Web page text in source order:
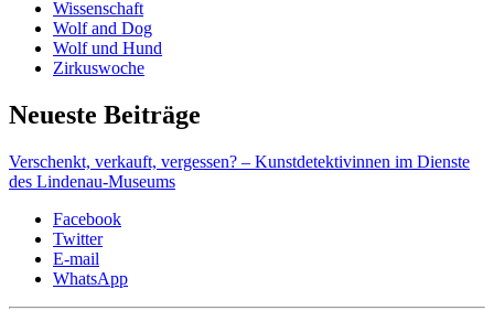
Wissenschaft
Wolf and Dog
Wolf und Hund
Zirkuswoche
Neueste Beiträge
Verschenkt, verkauft, vergessen? – Kunstdetektivinnen im Dienste
des Lindenau-Museums
Facebook
Twitter
E-mail
WhatsApp